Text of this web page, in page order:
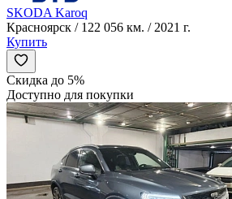
SKODA Karoq
Красноярск / 122 056 км. / 2021 г.
Купить
Скидка до 5%
Доступно для покупки